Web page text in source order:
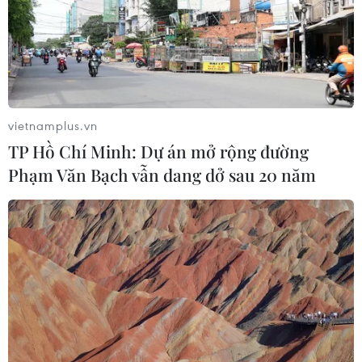
#Thomas Duncan #McCormick Mỹ
Theo dõi VietnamPlus
vietnamplus.vn
TP Hồ Chí Minh: Dự án mở rộng đường
Phạm Văn Bạch vẫn dang dở sau 20 năm